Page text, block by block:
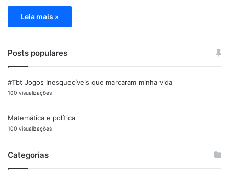
Leia mais »
Posts populares
#Tbt Jogos Inesquecíveis que marcaram minha vida
100 visualizações
Matemática e política
100 visualizações
Categorias